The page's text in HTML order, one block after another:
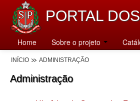
PORTAL
Home Sobre o projeto
INÍCIO ADMINISTRAÇÃO
Administração